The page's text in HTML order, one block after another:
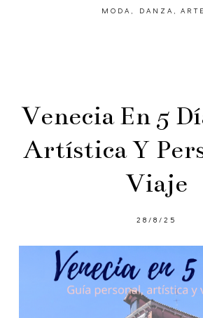
MODA, DANZA,
Venecia En 5
Artística Y
Viaje
28/8/25